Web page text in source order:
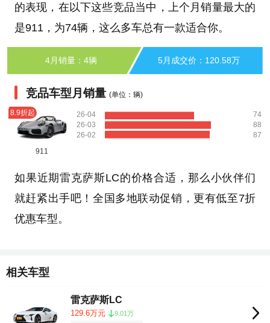
的表现，在以下这些竞品当中，上个月销量最大的
是911，为74辆，这么多车总有一款适合你。
4月销量：4辆 5月成交价：120.58万
竞品车型月销量 (单位：辆)
8.9折起
911
26-04
26-03
26-02
74
88
87
如果近期雷克萨斯LC的价格合适，那么小伙伴们
就赶紧出手吧！全国多地联动促销，更有低至7折
优惠车型。
相关车型
雷克萨斯LC
129.6万元 9.01万